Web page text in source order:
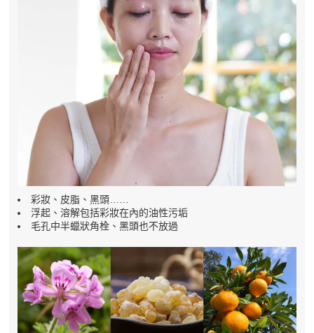
彩妝、皮脂、黑頭……
浮起、溶解包括彩妝在內的油性污垢
毛孔中半蠟狀角栓、黑頭也不放過